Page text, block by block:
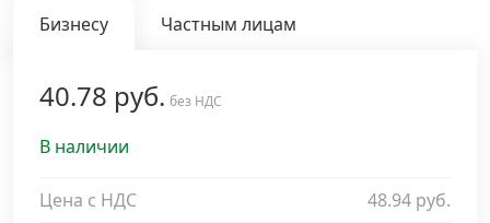
Анкерная техника
Кабельный крепеж
Строительный инструмент и инвентарь ›
Бизнесу Частным лицам
40.78 руб. без НДС
В наличии
Цена с НДС
48.94 руб.